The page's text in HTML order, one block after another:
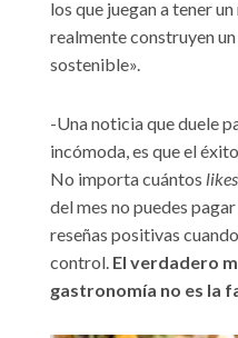
los que juegan a tener
realmente construyen
sostenible».
-Una noticia que duele
incómoda, es que el
No importa cuántos likes
del mes no puedes
reseñas positivas
control. El verdadero
gastronomía no es la